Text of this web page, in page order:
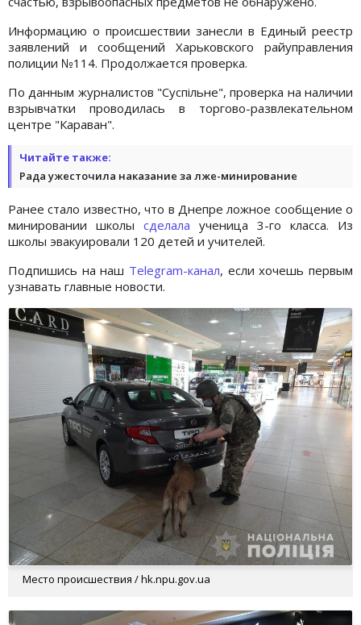
Информацию о происшествии занесли в Единый реестр
заявлений и сообщений Харьковского райуправления
полиции №114. Продолжается проверка.
По данным журналистов "Суспільне", проверка на наличии
взрывчатки проводилась в торгово-развлекательном
центре "Караван".
Читайте также:
Рада ужесточила наказание за лже-минирование
Ранее стало известно, что в Днепре ложное сообщение о
минировании школы сделала ученица 3-го класса. Из
школы эвакуировали 120 детей и учителей.
Подпишись на наш Telegram-канал, если хочешь первым
узнавать главные новости.
Место происшествия / hk.npu.gov.ua